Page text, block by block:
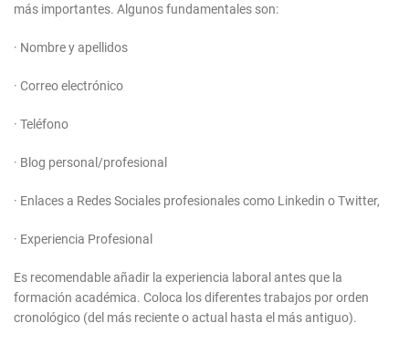
más importantes. Algunos fundamentales son:
· Nombre y apellidos
· Correo electrónico
· Teléfono
· Blog personal/profesional
· Enlaces a Redes Sociales profesionales como Linkedin o Twitter,
· Experiencia Profesional
Es recomendable añadir la experiencia laboral antes que la
formación académica. Coloca los diferentes trabajos por orden
cronológico (del más reciente o actual hasta el más antiguo).